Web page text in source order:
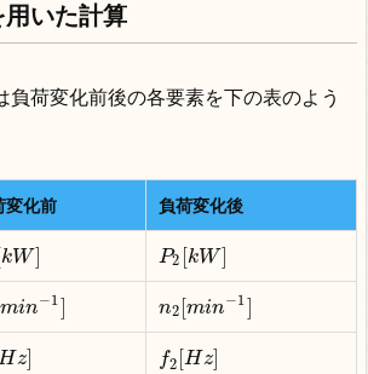
いた計算
負荷変化前後の各要素を下の表のよう
変化前 負荷変化後
kW] P2 [kW]
min−1 ] n2 [min−1 ]
z] f2 [Hz]